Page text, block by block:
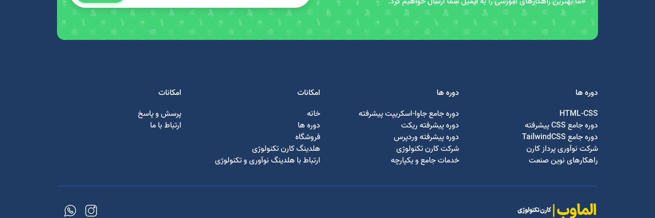
دوره ها
HTML-CSS
دوره جامع CSS پیشرفته
دوره جامع TailwindCSS
شرکت نوآوری پرداز کارن
راهکارهای نوین صنعت
دوره ها
دوره جامع جاوا-اسکریپت پیشرفته
دوره پیشرفته ریکت
دوره پیشرفته وردپرس
شرکت کارن تکنولوژی
خدمات جامع و یکپارچه
امکانات
خانه
دوره ها
فروشگاه
هلدینگ کارن تکنولوژی
ارتباط با هلدینگ نوآوری و تکنولوژی
امکانات
پرسش و پاسخ
ارتباط با ما